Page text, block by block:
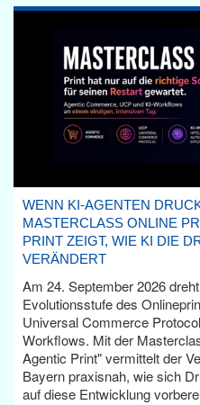
WENN KI-AGENTEN
MASTERCLASS ONLINE
PRINT ZEIGT, WIE KI DIE
VERÄNDERT
Am 24. September 2026
Evolutionsstufe des
Universal Commerce
Workflows. Mit der
Agentic Print" vermittelt der
Bayern praxisnah, wie sich
auf diese Entwicklung